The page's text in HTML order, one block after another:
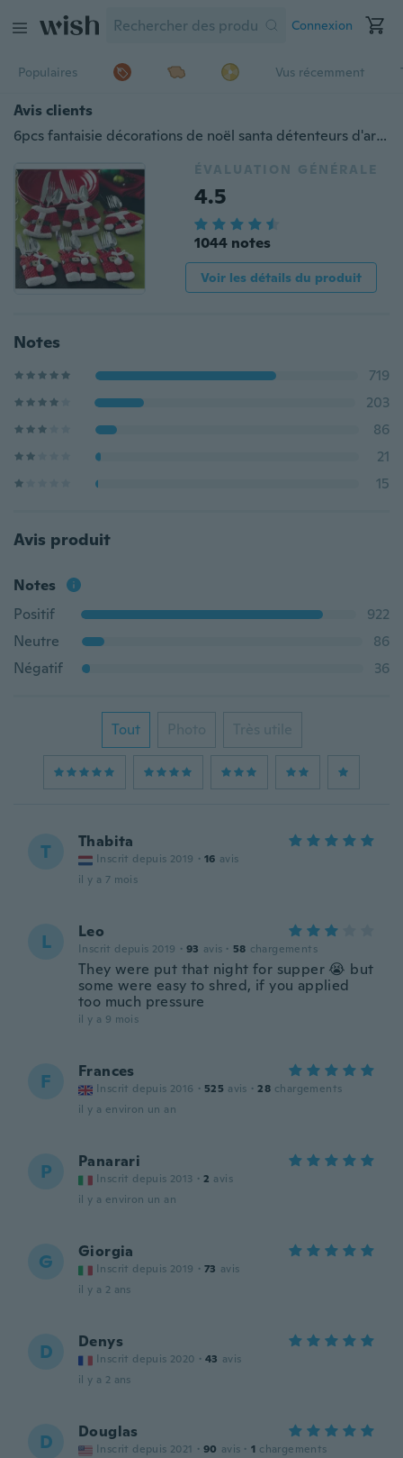
Connexion
Populaires Vus récemment
Avis clients
6pcs fantaisie décorations de noël santa détenteurs d'argenterie poches dîner décoration de table
ÉVALUATION GÉNÉRALE
4.5
1044 notes
Voir les détails du produit
Notes
719
203
86
21
15
Avis produit
Notes
Positif
922
Neutre
86
Négatif
36
Tout Photo Très utile
T Thabita
Inscrit depuis 2019 · 16 avis
il y a 7 mois
L Leo
Inscrit depuis 2019 · 93 avis · 58 chargements
They were put that night for supper 😭 but
some were easy to shred, if you applied
too much pressure
il y a 9 mois
F Frances
Inscrit depuis 2016 · 525 avis · 28 chargements
il y a environ un an
P Panarari
Inscrit depuis 2013 · 2 avis
il y a environ un an
G Giorgia
Inscrit depuis 2019 · 73 avis
il y a 2 ans
D Denys
Inscrit depuis 2020 · 43 avis
il y a 2 ans
D Douglas
Inscrit depuis 2021 · 90 avis · 1 chargements